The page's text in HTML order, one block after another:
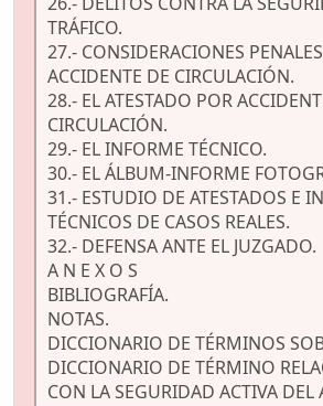
TRÁFICO.
27.- CONSIDERACIONES
ACCIDENTE DE CIRCULACIÓN.
28.- EL ATESTADO POR
CIRCULACIÓN.
29.- EL INFORME TÉCNICO.
30.- EL ÁLBUM-INFORME
31.- ESTUDIO DE ATESTADOS E
TÉCNICOS DE CASOS REALES.
32.- DEFENSA ANTE EL JUZGADO.
A N E X O S
BIBLIOGRAFÍA.
NOTAS.
DICCIONARIO DE TÉRMINOS
DICCIONARIO DE TÉRMINO
CON LA SEGURIDAD ACTIVA